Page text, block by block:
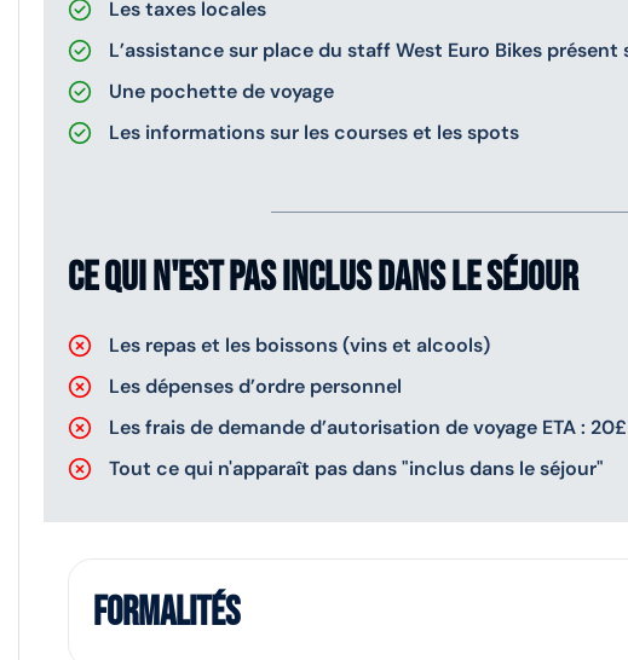
Les taxes locales
L’assistance sur place du staff West Euro Bikes présent
Une pochette de voyage
Les informations sur les courses et les spots
Ce qui n'est pas inclus dans le séjour
Les repas et les boissons (vins et alcools)
Les dépenses d’ordre personnel
Les frais de demande d’autorisation de voyage ETA :
Tout ce qui n'apparaît pas dans "inclus dans le séjour"
Formalités